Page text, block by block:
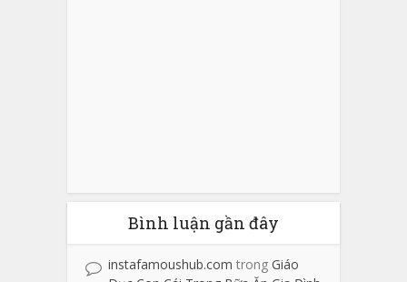
Bình luận gần đây
instafamoushub.com trong Giáo